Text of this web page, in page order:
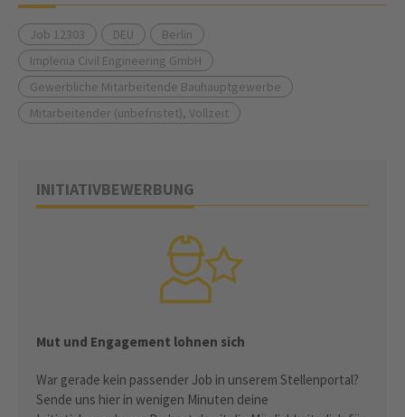
Job 12303 DEU
Berlin
Implenia Civil Engineering GmbH
Gewerbliche Mitarbeitende Bauhauptgewerbe
Mitarbeitender (unbefristet), Vollzeit
INITIATIVBEWERBUNG
Mut und Engagement lohnen sich
War gerade kein passender Job in unserem Stellenportal?
Sende uns hier in wenigen Minuten deine